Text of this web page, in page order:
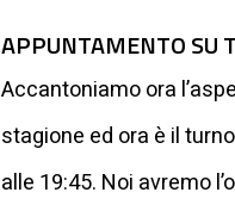
APPUNTAMENTO SU
Accantoniamo ora
stagione ed ora è il
alle 19:45. Noi avremo